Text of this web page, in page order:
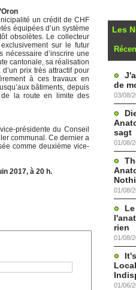
un crédit de CHF
équipées d’un système
obsolètes. Le collecteur
sur le futur
d’inscrire une
cantonale, sa réalisation
prix très attractif pour
à ces travaux en
bâtiments, depuis
de la route en limite des
présidente du Conseil
communal. Ce dernier a
comme deuxième vice-
2017, à 20 h.
Les
de
03/08/
sagt
01/08/
01/08/
rien
01/08/
01/06/